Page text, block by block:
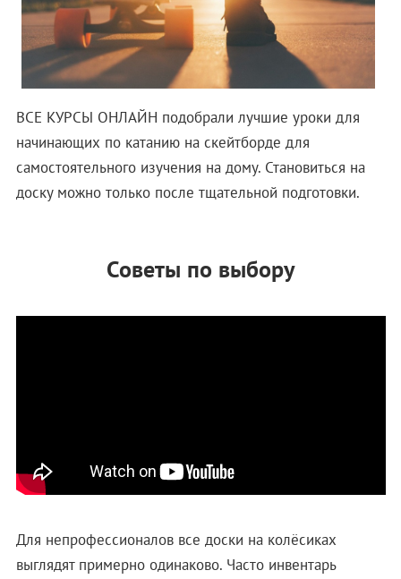
ВСЕ КУРСЫ ОНЛАЙН подобрали лучшие уроки для
начинающих по катанию на скейтборде для
самостоятельного изучения на дому. Становиться на
доску можно только после тщательной подготовки.
Советы по выбору
Для непрофессионалов все доски на колёсиках
выглядят примерно одинаково. Часто инвентарь